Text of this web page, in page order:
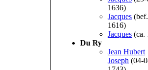
1636)
Jacques (bef.
1616)
Jacques (ca.
Du Ry
Jean Hubert
Joseph (04-